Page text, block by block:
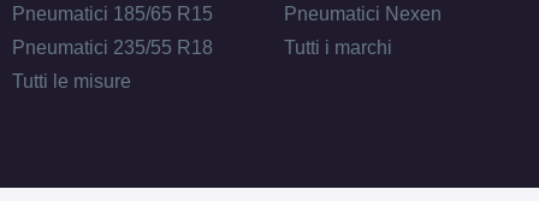
ET38 5x114.3
Foro centrale: 75mm
Esaurito
Pneumatici 185/65 R15
Pneumatici 235/55 R18
Tutti le misure
Pneumatici Nexen
Tutti i marchi